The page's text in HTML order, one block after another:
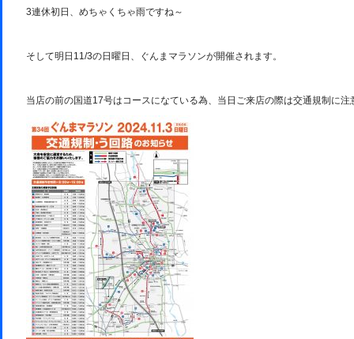
3連休初日、めちゃくちゃ雨ですね～
そして明日11/3の日曜日、ぐんまマラソンが開催されます。
当店の前の国道17号はコースになている為、当日ご来店の際は交通規制に注